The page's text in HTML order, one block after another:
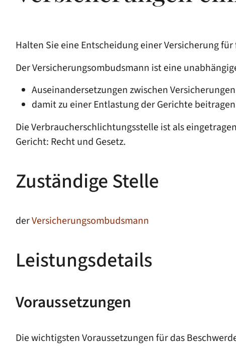
Halten Sie eine Entscheidung einer Versicherung
Der Versicherungsombudsmann ist eine
Auseinandersetzungen zwischen
damit zu einer Entlastung der Gerichte
Die Verbraucherschlichtungsstelle ist als
Gericht: Recht und Gesetz.
Zuständige Stelle
derVersicherungsombudsmann
Leistungsdetails
Voraussetzungen
Die wichtigsten Voraussetzungen für das